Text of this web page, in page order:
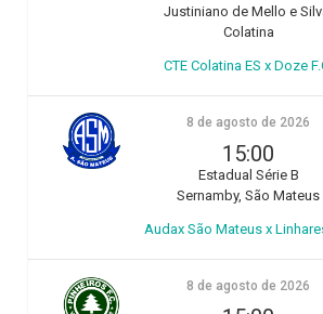
Justiniano de Mello e
Colatina
CTE Colatina ES x Doze
8 de agosto de 2026
15:00
Estadual Série B
Sernamby, São Mateus
Audax São Mateus x
8 de agosto de 2026